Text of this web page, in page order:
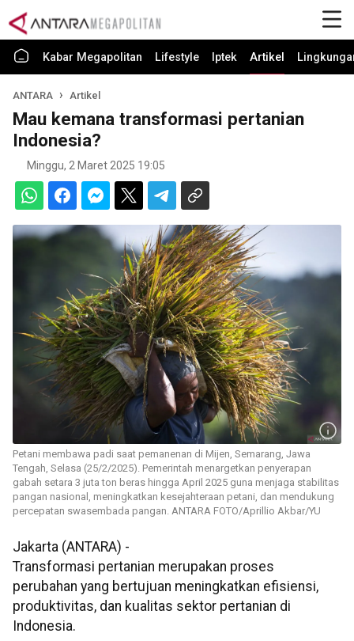
Kabar Megapolitan Lifestyle Iptek Artikel
ANTARA Artikel
Mau kemana transformasi pertanian
Indonesia?
Minggu, 2 Maret 2025 19:05
Petani membawa padi saat pemanenan di Mijen, Semarang, Jawa
Tengah, Selasa (25/2/2025). Pemerintah menargetkan penyerapan
gabah setara 3 juta ton beras hingga April 2025 guna menjaga stabilitas
pangan nasional, meningkatkan kesejahteraan petani, dan mendukung
percepatan swasembada pangan. ANTARA FOTO/Aprillio Akbar/YU
Jakarta (ANTARA) -
Transformasi pertanian merupakan proses
perubahan yang bertujuan meningkatkan efisiensi,
produktivitas, dan kualitas sektor pertanian di
Indonesia.